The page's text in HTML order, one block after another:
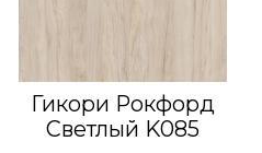
Гикори Рокфорд
Светлый K085